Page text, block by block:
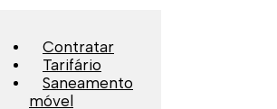
Contratar
Tarifário
Saneamento
móvel